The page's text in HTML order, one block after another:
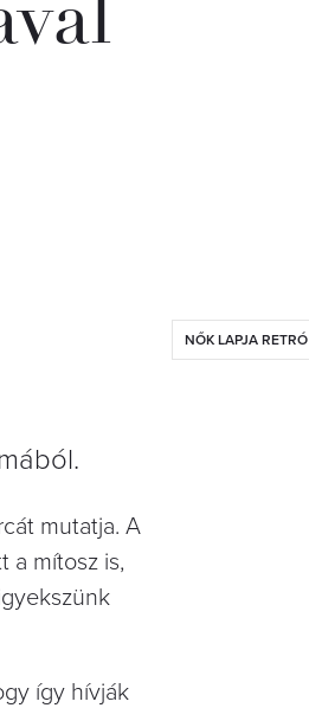
NŐK LAPJA RETRÓ
mutatja. A
a mítosz is,
így hívják